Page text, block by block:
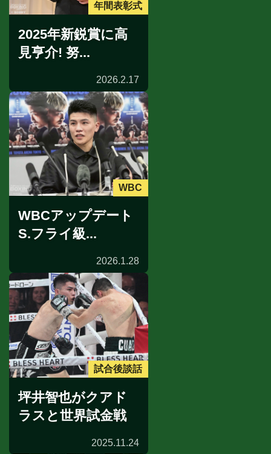
年間表彰式
2025年新鋭賞に高
見亨介! 努...
2026.2.17
WBC
WBCアップデート
S.フライ級...
2026.1.28
試合後談話
坪井智也がクアド
ラスと世界試金戦
2025.11.24